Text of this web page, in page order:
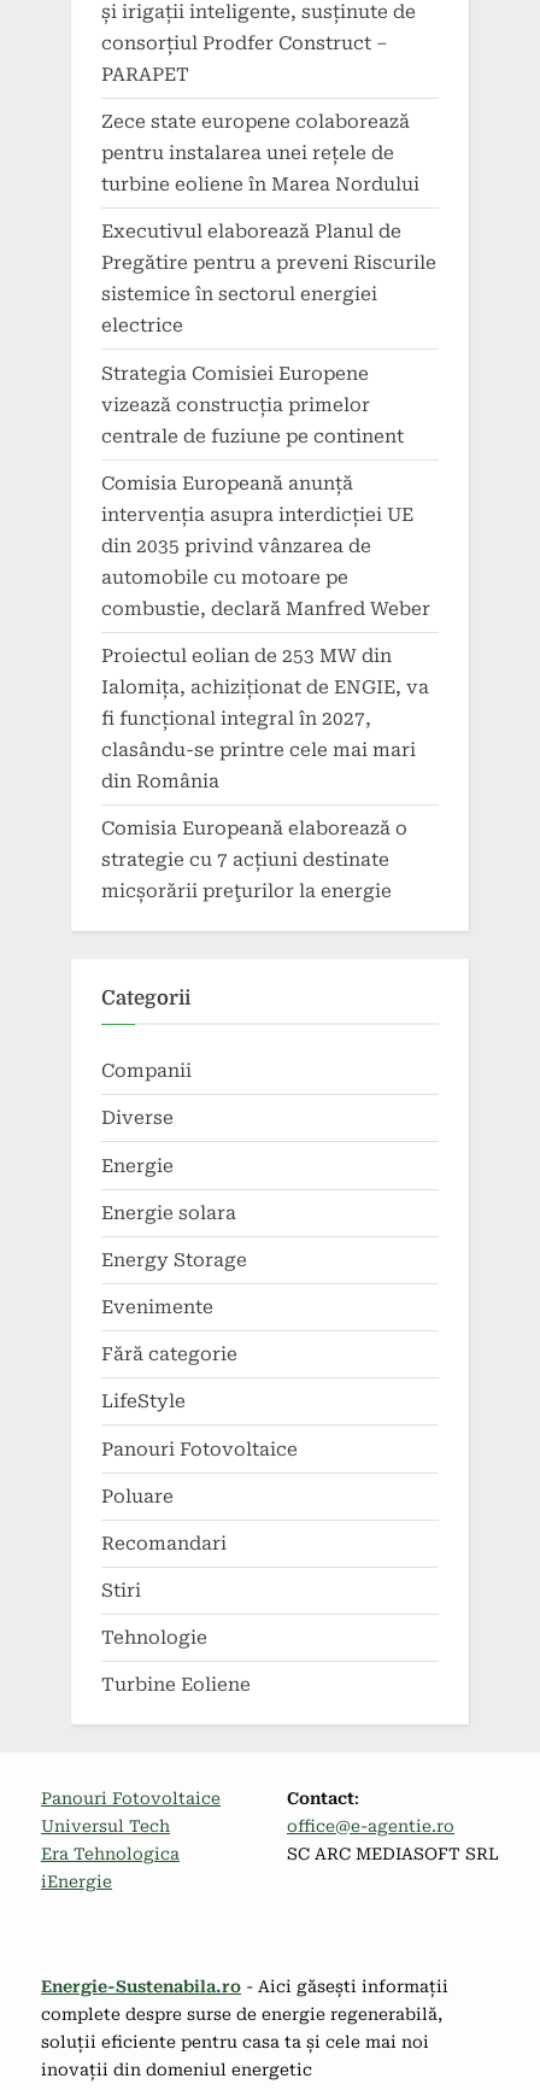
și irigații inteligente, susținute de
consorțiul Prodfer Construct –
PARAPET
Zece state europene colaborează
pentru instalarea unei rețele de
turbine eoliene în Marea Nordului
Executivul elaborează Planul de
Pregătire pentru a preveni Riscurile
sistemice în sectorul energiei
electrice
Strategia Comisiei Europene
vizează construcția primelor
centrale de fuziune pe continent
Comisia Europeană anunță
intervenția asupra interdicției UE
din 2035 privind vânzarea de
automobile cu motoare pe
combustie, declară Manfred Weber
Proiectul eolian de 253 MW din
Ialomița, achiziționat de ENGIE, va
fi funcțional integral în 2027,
clasându-se printre cele mai mari
din România
Comisia Europeană elaborează o
strategie cu 7 acțiuni destinate
micșorării preţurilor la energie
Categorii
Companii
Diverse
Energie
Energie solara
Energy Storage
Evenimente
Fără categorie
LifeStyle
Panouri Fotovoltaice
Poluare
Recomandari
Stiri
Tehnologie
Turbine Eoliene
Panouri Fotovoltaice
Universul Tech
Era Tehnologica
iEnergie
Contact:
office@e-agentie.ro
SC ARC MEDIASOFT SRL
Energie-Sustenabila.ro - Aici găsești informații
complete despre surse de energie regenerabilă,
soluții eficiente pentru casa ta și cele mai noi
inovații din domeniul energetic